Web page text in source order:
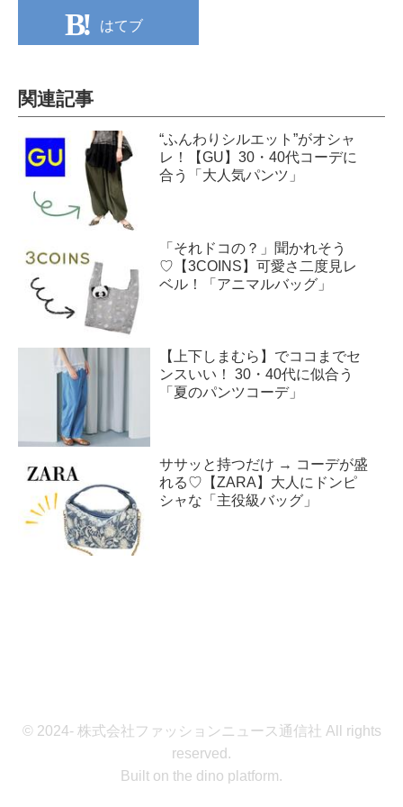
はてブ
関連記事
“ふんわりシルエット”がオシャ
レ！【GU】30・40代コーデに
合う「大人気パンツ」
「それドコの？」聞かれそう
♡【3COINS】可愛さ二度見レ
ベル！「アニマルバッグ」
【上下しまむら】でココまでセ
ンスいい！ 30・40代に似合う
「夏のパンツコーデ」
ササッと持つだけ → コーデが盛
れる♡【ZARA】大人にドンピ
シャな「主役級バッグ」
© 2024- 株式会社ファッションニュース通信社 All rights
reserved.
Built on the dino platform.